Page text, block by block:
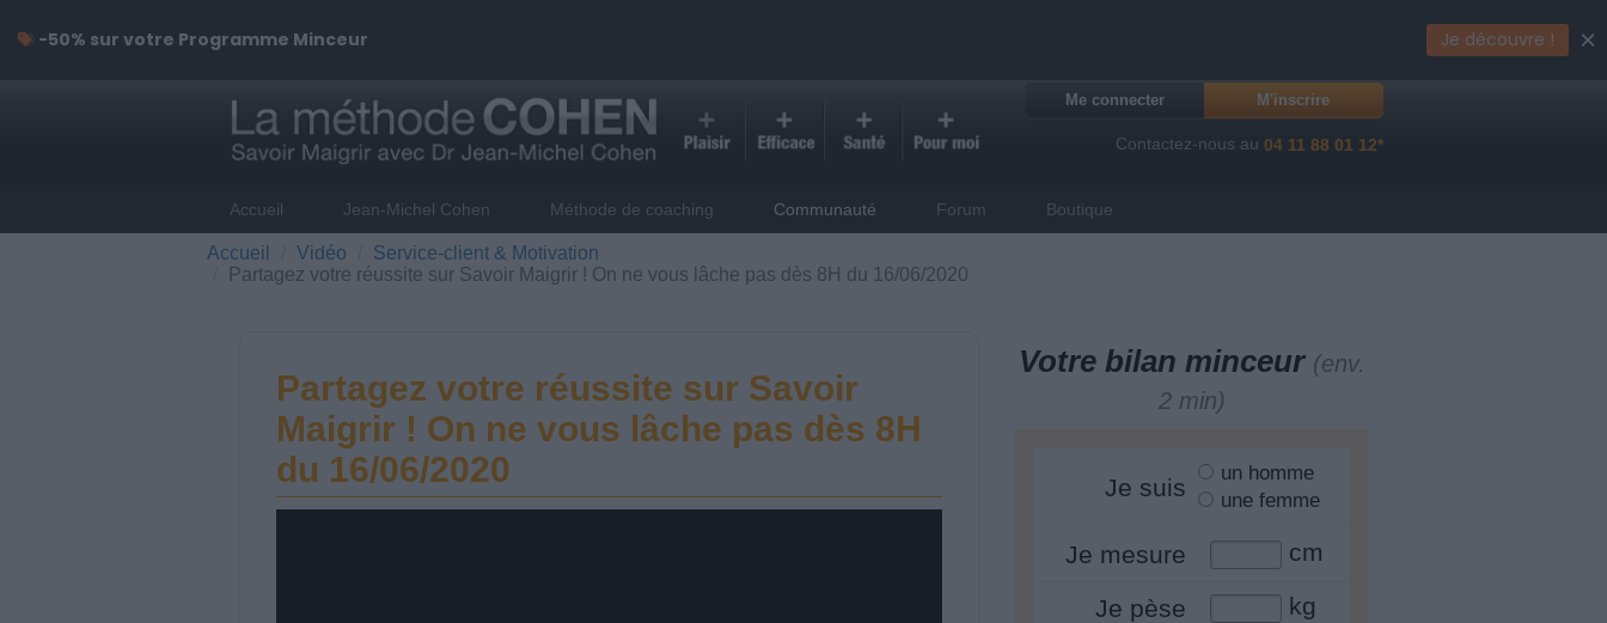
Me connecter M'inscrire
Contactez-nous au 04 11 88 01 12*
Accueil Jean-Michel Cohen Méthode de coaching Communauté Forum Boutique
Accueil Vidéo
Service-client & Motivation
Partagez votre réussite sur Savoir Maigrir ! On ne vous lâche pas dès 8H du 16/06/2020
Partagez votre réussite sur Savoir
Maigrir ! On ne vous lâche pas dès 8H
du 16/06/2020
Votre bilan minceur (env.
2 min)
Je suis
un homme
une femme
Je mesure cm
Je pèse
kg
-50% sur votre Programme Minceur Je découvre ! ×